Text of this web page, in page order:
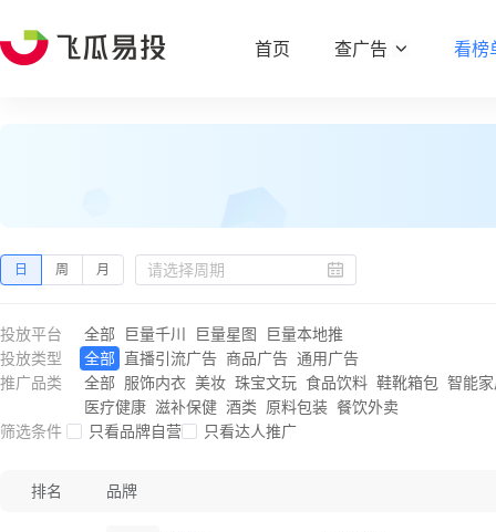
首页 查广告 看榜
日 周 月
投放平台 全部 巨量千川 巨量星图 巨量本地推
投放类型
全部 直播引流广告 商品广告 通用广告
推广品类
全部 服饰内衣 美妆 珠宝文玩 食品饮料 鞋靴箱包 智能
医疗健康 滋补保健 酒类 原料包装 餐饮外卖
筛选条件
只看品牌自营 只看达人推广
排名 品牌